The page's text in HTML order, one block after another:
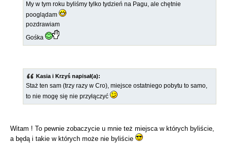
My w tym roku byliśmy tylko tydzień na Pagu, ale chętnie
pooglądam
pozdrawiam
Gośka
Kasia i Krzyś napisał(a):
Staż ten sam (trzy razy w Cro), miejsce ostatniego pobytu to samo,
to nie mogę się nie przyłączyć
Witam ! To pewnie zobaczycie u mnie też miejsca w których byliście,
a będą i takie w których może nie byliście